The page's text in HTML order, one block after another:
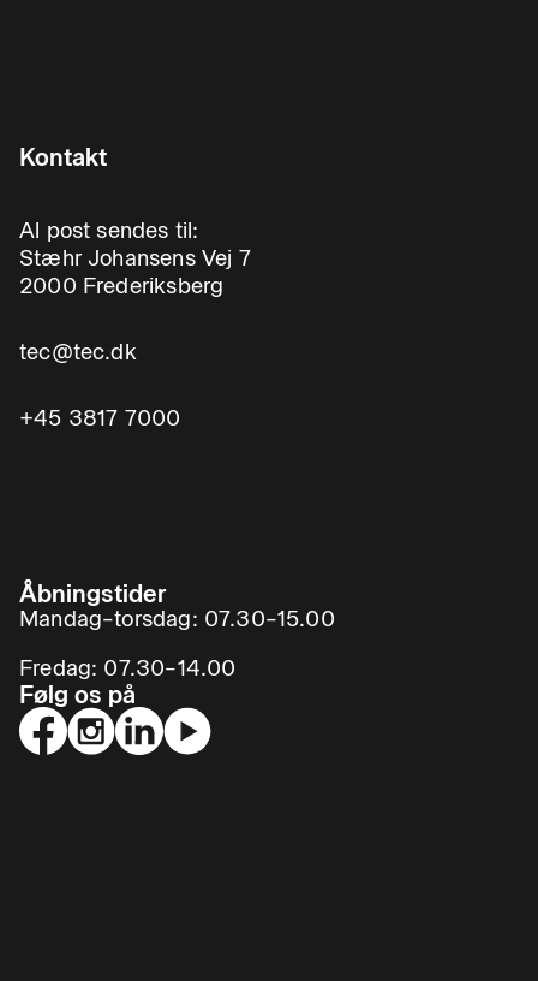
Kontakt
Al post sendes til:
Stæhr Johansens Vej 7
2000 Frederiksberg
tec@tec.dk
+45 3817 7000
Åbningstider
Mandag–torsdag: 07.30–15.00
Fredag: 07.30–14.00
Følg os på